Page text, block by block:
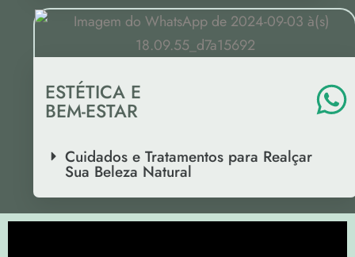
ESTÉTICA E
BEM-ESTAR
Cuidados e Tratamentos para Realçar
Sua Beleza Natural